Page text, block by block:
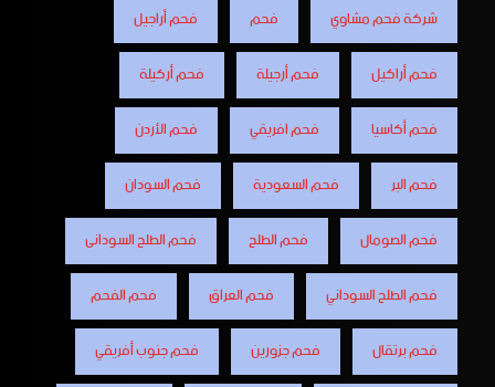
شركة فحم مشاوي
فحم
فحم أراجيل
فحم أراكيل
فحم أرجيلة
فحم أركيلة
فحم أكاسيا
فحم افريقي
فحم الأردن
فحم البر
فحم السعودية
فحم السودان
فحم الصومال
فحم الطلح
فحم الطلح السودانى
فحم الطلح السوداني
فحم العراق
فحم الفحم
فحم برتقال
فحم جزورين
فحم جنوب أفريقي